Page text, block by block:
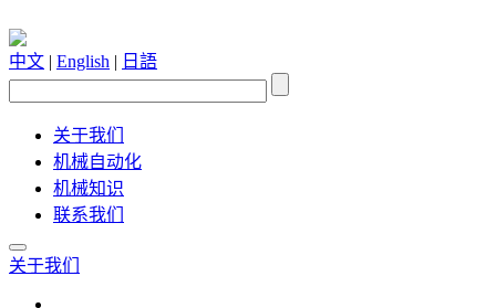
中文 | English | 日語
关于我们
机械自动化
机械知识
联系我们
关于我们